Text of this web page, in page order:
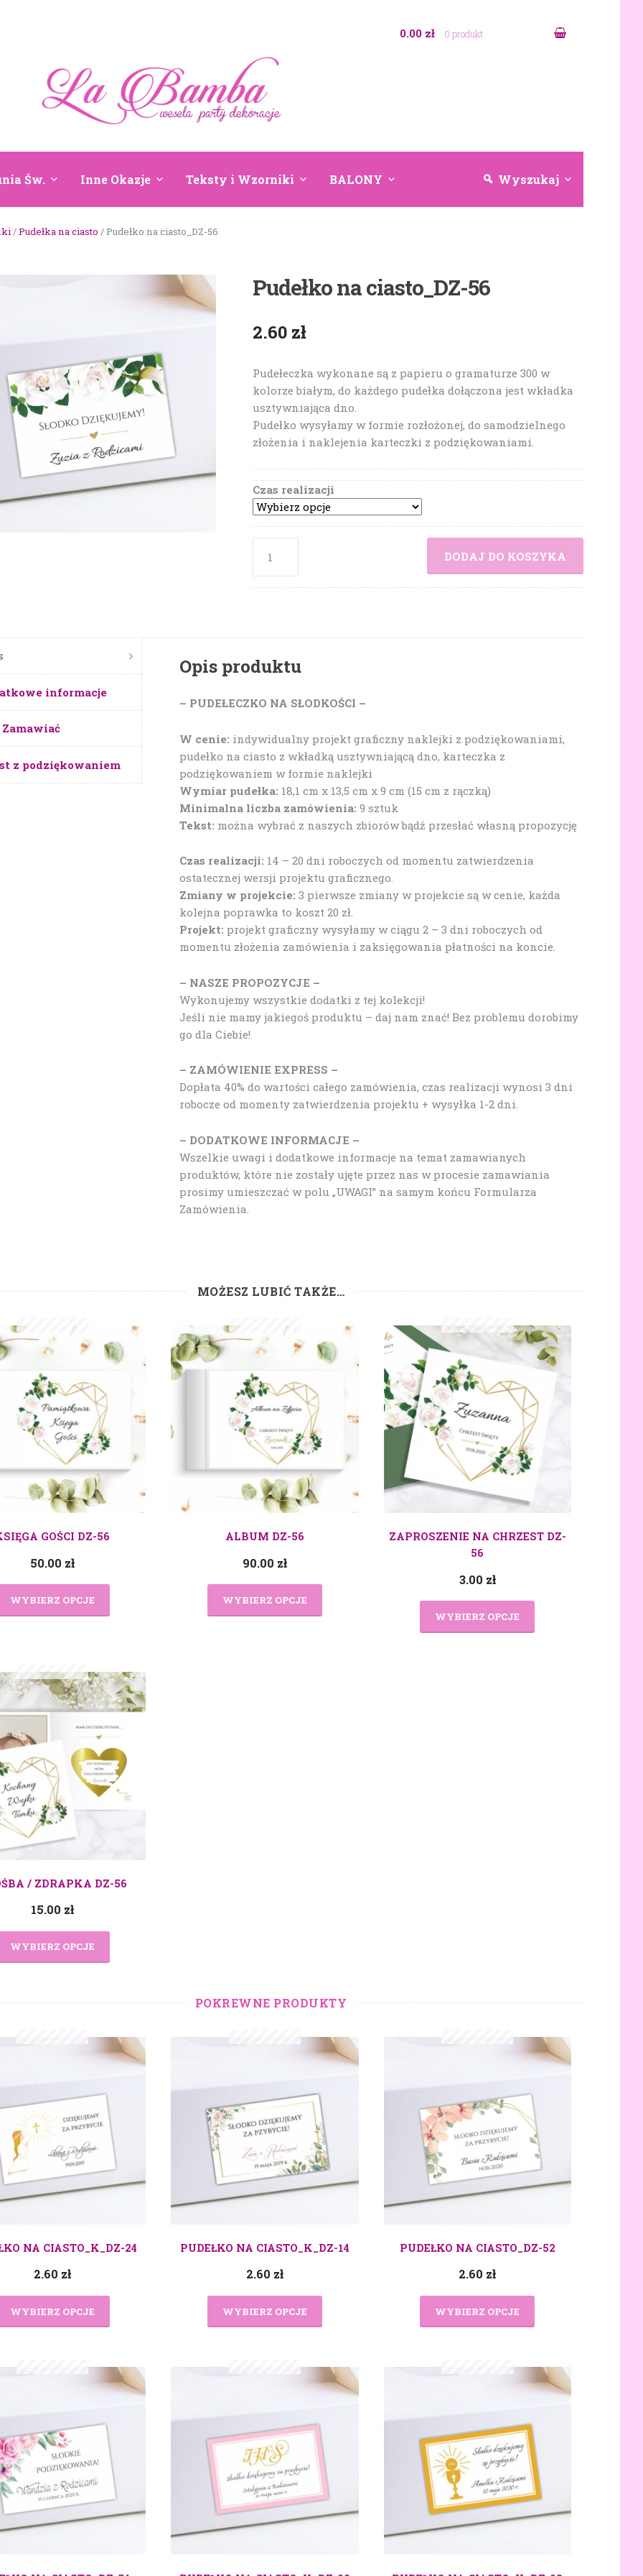
0.00 zł 0 produkt
Św. Inne Okazje Teksty i Wzorniki BALONY Wyszukaj
/Pudełka na ciasto / Pudełko na ciasto_DZ-56
Pudełko na ciasto_DZ-56
2.60 zł
Pudełeczka wykonane są z papieru o gramaturze 300 w
kolorze białym, do każdego pudełka dołączona jest wkładka
usztywniająca dno.
Pudełko wysyłamy w formie rozłożonej, do samodzielnego
złożenia i naklejenia karteczki z podziękowaniami.
Czas realizacji
DODAJ DO KOSZYKA
informacje
z podziękowaniem
Opis produktu
– PUDEŁECZKO NA SŁODKOŚCI –
W cenie: indywidualny projekt graficzny naklejki z podziękowaniami,
pudełko na ciasto z wkładką usztywniającą dno, karteczka z
podziękowaniem w formie naklejki
Wymiar pudełka: 18,1 cm x 13,5 cm x 9 cm (15 cm z rączką)
Minimalna liczba zamówienia: 9 sztuk
Tekst: można wybrać z naszych zbiorów bądź przesłać własną propozycję
Czas realizacji: 14 – 20 dni roboczych od momentu zatwierdzenia
ostatecznej wersji projektu graficznego.
Zmiany w projekcie: 3 pierwsze zmiany w projekcie są w cenie, każda
kolejna poprawka to koszt 20 zł.
Projekt: projekt graficzny wysyłamy w ciągu 2 – 3 dni roboczych od
momentu złożenia zamówienia i zaksięgowania płatności na koncie.
– NASZE PROPOZYCJE –
Wykonujemy wszystkie dodatki z tej kolekcji!
Jeśli nie mamy jakiegoś produktu – daj nam znać! Bez problemu dorobimy
go dla Ciebie!
– ZAMÓWIENIE EXPRESS –
Dopłata 40% do wartości całego zamówienia, czas realizacji wynosi 3 dni
robocze od momenty zatwierdzenia projektu + wysyłka 1-2 dni.
– DODATKOWE INFORMACJE –
Wszelkie uwagi i dodatkowe informacje na temat zamawianych
produktów, które nie zostały ujęte przez nas w procesie zamawiania
prosimy umieszczać w polu „UWAGI” na samym końcu Formularza
Zamówienia.
MOŻESZ LUBIĆ TAKŻE…
GOŚCI DZ-56
50.00 zł
WYBIERZ OPCJE
ALBUM DZ-56
90.00 zł
WYBIERZ OPCJE
ZAPROSZENIE NA CHRZEST DZ-
56
3.00 zł
WYBIERZ OPCJE
/ ZDRAPKA DZ-56
15.00 zł
WYBIERZ OPCJE
POKREWNE PRODUKTY
NA CIASTO_K_DZ-24
2.60 zł
WYBIERZ OPCJE
PUDEŁKO NA CIASTO_K_DZ-14
2.60 zł
WYBIERZ OPCJE
PUDEŁKO NA CIASTO_DZ-52
2.60 zł
WYBIERZ OPCJE